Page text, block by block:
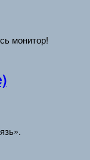
монитор!